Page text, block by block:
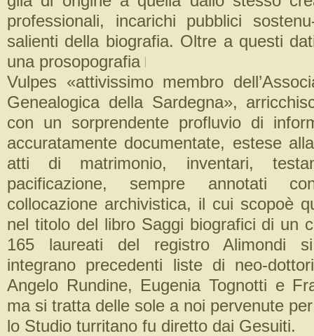
professionali, incarichi pubblici
salienti della biografia. Oltre a questi
una prosopografia
Vulpes «attivissimo membro
Genealogica della Sardegna»,
con un sorprendente profluvio di
accuratamente documentate, estese
atti di matrimonio, inventari,
pacificazione, sempre annotati
collocazione archivistica, il cui scopoè
nel titolo del libro Saggi biografici di un
165 laureati del registro Alimondi
integrano precedenti liste di neo-
Angelo Rundine, Eugenia Tognotti e
ma si tratta delle sole a noi pervenute
lo Studio turritano fu diretto dai Gesuiti.